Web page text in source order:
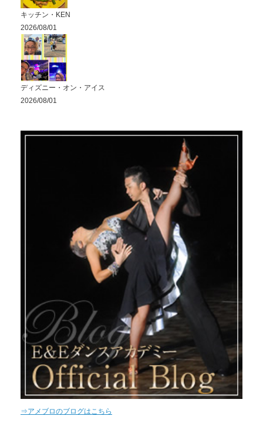
キッチン・KEN
2026/08/01
ディズニー・オン・アイス
2026/08/01
⇒アメブロのブログはこちら